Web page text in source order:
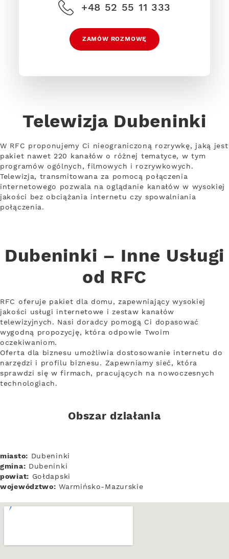
+48 52 55 11 333
ZAMÓW ROZMOWĘ
Telewizja Dubeninki
W RFC proponujemy Ci nieograniczoną rozrywkę, jaką jest
pakiet nawet 220 kanałów o różnej tematyce, w tym
programów ogólnych, filmowych i rozrywkowych.
Telewizja, transmitowana za pomocą połączenia
internetowego pozwala na oglądanie kanałów w wysokiej
jakości bez obciążania internetu czy spowalniania
połączenia.
Dubeninki – Inne Usługi
od RFC
RFC oferuje pakiet dla domu, zapewniający wysokiej
jakości usługi internetowe i zestaw kanałów
telewizyjnych. Nasi doradcy pomogą Ci dopasować
wygodną propozycję, która odpowie Twoim
oczekiwaniom.
Oferta dla biznesu umożliwia dostosowanie internetu do
narzędzi i profilu biznesu. Zapewniamy sieć, która
sprawdzi się w firmach, pracujących na nowoczesnych
technologiach.
Obszar działania
miasto: Dubeninki
gmina: Dubeninki
powiat: Gołdapski
województwo: Warmińsko-Mazurskie